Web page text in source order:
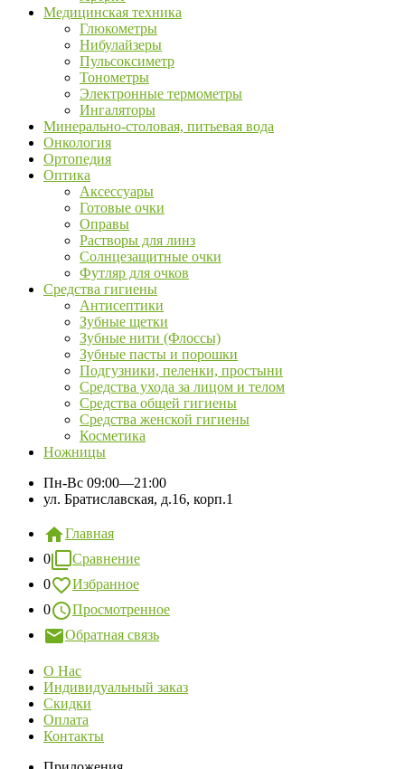
Медицинская техника
Глюкометры
Нибулайзеры
Пульсоксиметр
Тонометры
Электронные термометры
Ингаляторы
Минерально-столовая, питьевая вода
Онкология
Ортопедия
Оптика
Аксессуары
Готовые очки
Оправы
Растворы для линз
Солнцезащитные очки
Футляр для очков
Средства гигиены
Антисептики
Зубные щетки
Зубные нити (Флоссы)
Зубные пасты и порошки
Подгузники, пеленки, простыни
Средства ухода за лицом и телом
Средства общей гигиены
Средства женской гигиены
Косметика
Ножницы
Пн-Вс 09:00—21:00
ул. Братиславская, д.16, корп.1
Главная
0
Сравнение
0
Избранное
0
Просмотренное
Обратная связь
О Нас
Индивидуальный заказ
Скидки
Оплата
Контакты